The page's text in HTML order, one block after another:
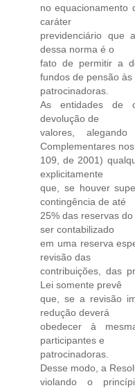
no equacionamento
caráter
previdenciário que
dessa norma é o
fato de permitir a
fundos de pensão às
patrocinadoras.
As entidades de
devolução de
valores,
Complementares
109, de 2001)
explicitamente
que, se houver
contingência de até
25% das reservas
ser contabilizado
em uma reserva
revisão das
contribuições, das
Lei somente prevê
que, se a revisão
redução deverá
obedecer à
participantes e
patrocinadoras.
Desse modo, a
violando o